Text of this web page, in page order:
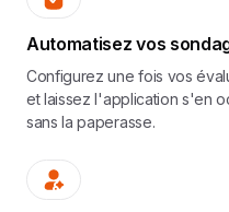
Automatisez vos
Configurez une fois vos
et laissez l'application s'en
sans la paperasse.